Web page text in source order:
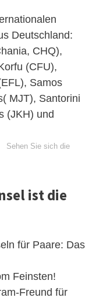
Deutschland:
CHQ),
(CFU),
Samos
MJT), Santorini
(JKH) und
Sehen Sie sich die
ist die
für Paare: Das
Feinsten!
Freund für